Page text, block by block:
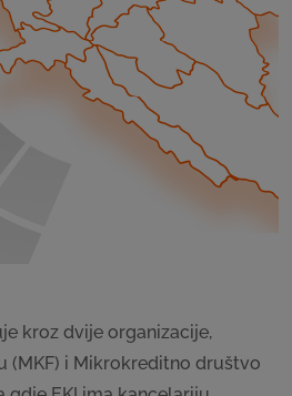
kroz dvije organizacije,
(MKF) i Mikrokreditno društvo